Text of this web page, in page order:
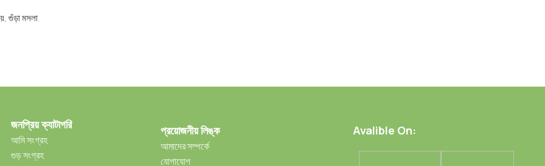
, গুঁড়া মসলা
জনপ্রিয় ক্যাটাগরি
আমি সংগ্রহ
গুড় সংগ্রহ
প্রয়োজনীয় লিঙ্ক
আমাদের সম্পর্কে
যোগাযোগ
Avalible On: